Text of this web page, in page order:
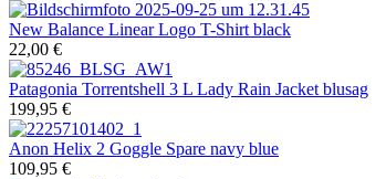
New Balance Linear Logo T-Shirt black
22,00 €
Patagonia Torrentshell 3 L Lady Rain Jacket blusag
199,95 €
Anon Helix 2 Goggle Spare navy blue
109,95 €